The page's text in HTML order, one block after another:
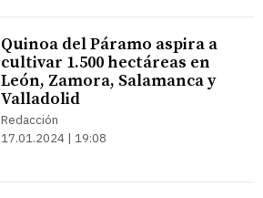
Quinoa del Páramo aspira a
cultivar 1.500 hectáreas en
León, Zamora, Salamanca y
Valladolid
Redacción
17.01.2024 | 19:08